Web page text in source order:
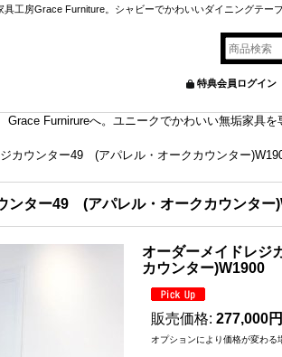
工房Grace Furniture。シャビーでかわいいダイニングテー
特典会員ログイン
Furnirureへ。ユニークでかわいい無垢家具
カウンター49 (アパレル・オークカウンター
ンター49 (アパレル・オークカウンター
オーダーメイドレジ
カウンター)W1900
販売価格: 277,000円
オプションにより価格が変わる